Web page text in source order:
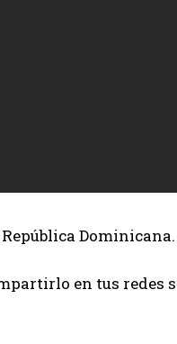
Dominicana.
en tus redes